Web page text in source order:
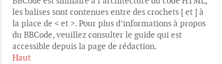
les balises sont contenues entre des crochets [ et ] à
la place de < et >. Pour plus d’informations à propos
du BBCode, veuillez consulter le guide qui est
accessible depuis la page de rédaction.
Haut